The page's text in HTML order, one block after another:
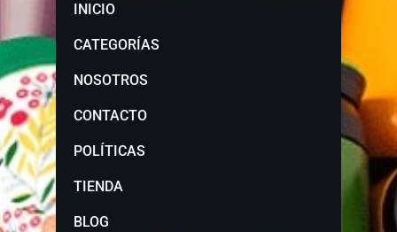
INICIO
CATEGORÍAS
NOSOTROS
CONTACTO
POLÍTICAS
TIENDA
BLOG